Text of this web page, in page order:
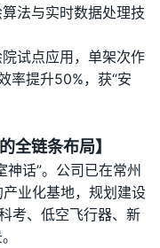
法与实时数据处理技
试点应用，单架次作
率提升50%，获“安
全链条布局】
神话”。公司已在常州
业化基地，规划建设
考、低空飞行器、新